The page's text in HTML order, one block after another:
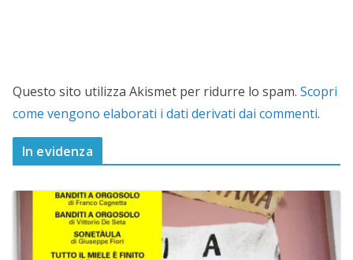
Questo sito utilizza Akismet per ridurre lo spam. Scopri
come vengono elaborati i dati derivati dai commenti.
In evidenza